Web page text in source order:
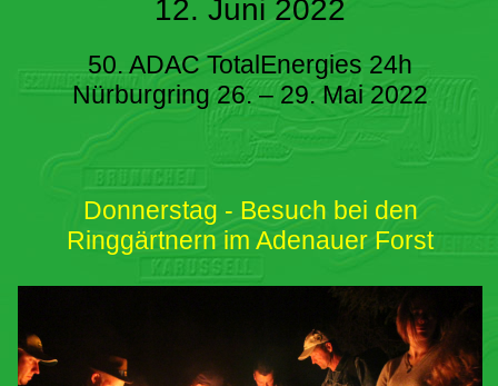
12. Juni 2022
50. ADAC TotalEnergies 24h
Nürburgring 26. – 29. Mai 2022
Donnerstag - Besuch bei den
Ringgärtnern im Adenauer Forst